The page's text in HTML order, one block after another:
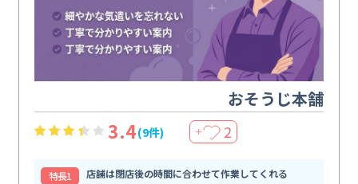
おそうじ本舗
3.4(9件) ＋ 2
特⻑1
店舗は閉店後の時間に合わせて作業してくれる